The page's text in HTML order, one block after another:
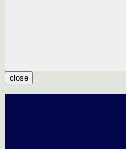
close